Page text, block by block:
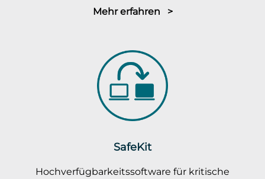
Mehr erfahren >
SafeKit
Hochverfügbarkeitssoftware für kritische